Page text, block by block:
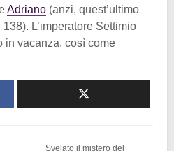
Adriano (anzi, quest’ultimo
138). L’imperatore Settimio
in vacanza, così come
Svelato il mistero del